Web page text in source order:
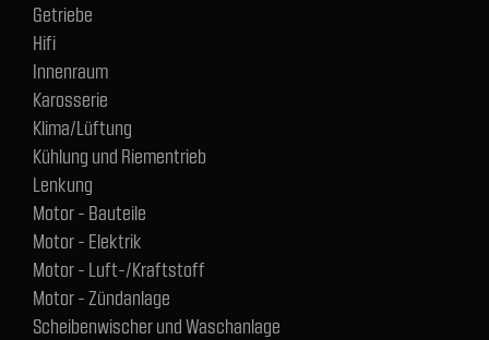
Getriebe
Hifi
Innenraum
Karosserie
Klima/Lüftung
Kühlung und Riementrieb
Lenkung
Motor - Bauteile
Motor - Elektrik
Motor - Luft-/Kraftstoff
Motor - Zündanlage
Scheibenwischer und Waschanlage